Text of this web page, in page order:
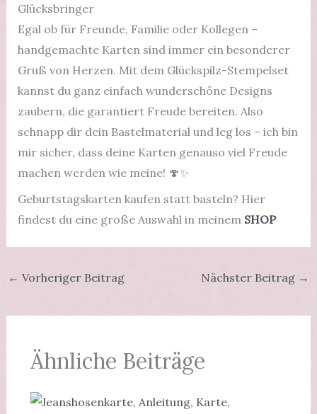
Glücksbringer
Egal ob für Freunde, Familie oder Kollegen –
handgemachte Karten sind immer ein besonderer
Gruß von Herzen. Mit dem Glückspilz-Stempelset
kannst du ganz einfach wunderschöne Designs
zaubern, die garantiert Freude bereiten. Also
schnapp dir dein Bastelmaterial und leg los – ich bin
mir sicher, dass deine Karten genauso viel Freude
machen werden wie meine! 🍄✨
Geburtstagskarten kaufen statt basteln? Hier
findest du eine große Auswahl in meinem SHOP
← Vorheriger Beitrag Nächster Beitrag →
Ähnliche Beiträge